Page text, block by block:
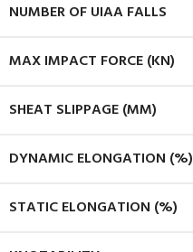
NUMBER OF UIAA FALLS
MAX IMPACT FORCE (KN)
SHEAT SLIPPAGE (MM)
DYNAMIC ELONGATION (%)
STATIC ELONGATION (%)